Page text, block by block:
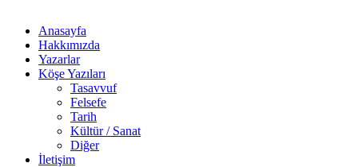
Anasayfa
Hakkımızda
Yazarlar
Köşe Yazıları
Tasavvuf
Felsefe
Tarih
Kültür / Sanat
Diğer
İletişim